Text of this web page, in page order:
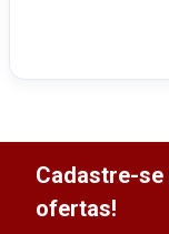
Cadastre-
ofertas!